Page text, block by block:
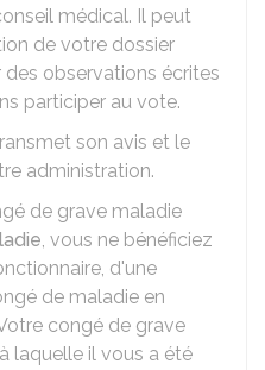
médical. Il peut
de votre dossier
observations écrites
participer au vote.
son avis et le
administration.
de grave maladie
, vous ne bénéficiez
d'une
de maladie en
congé de grave
laquelle il vous a été